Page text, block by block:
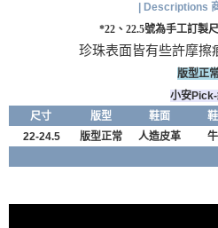
| Descriptions
*22、22.5號為手工訂製
珍珠表面皆有些許摩擦
版型正
小安
尺寸
版型 鞋面
22-24.5
版型正常 人造皮革